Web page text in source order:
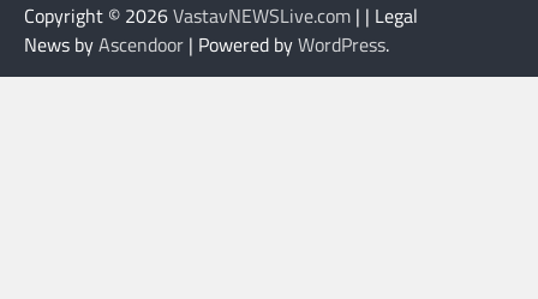
Copyright © 2026VastavNEWSLive.com | | Legal
News byAscendoor | Powered byWordPress.